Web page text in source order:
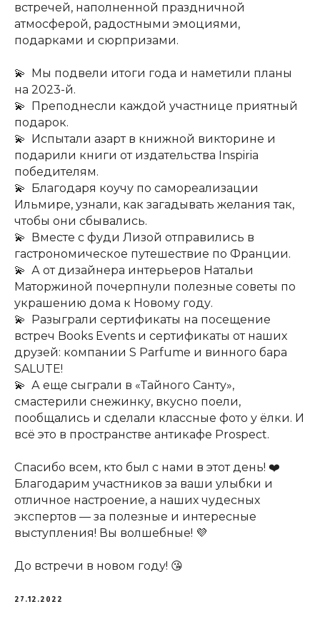
встречей, наполненной праздничной
атмосферой, радостными эмоциями,
подарками и сюрпризами.
💫 Мы подвели итоги года и наметили планы
на 2023-й.
💫 Преподнесли каждой участнице приятный
подарок.
💫 Испытали азарт в книжной викторине и
подарили книги от издательства Inspiria
победителям.
💫 Благодаря коучу по самореализации
Ильмире, узнали, как загадывать желания так,
чтобы они сбывались.
💫 Вместе с фуди Лизой отправились в
гастрономическое путешествие по Франции.
💫 А от дизайнера интерьеров Натальи
Маторжиной почерпнули полезные советы по
украшению дома к Новому году.
💫 Разыграли сертификаты на посещение
встреч Books Events и сертификаты от наших
друзей: компании S Parfume и винного бара
SALUTE!
💫 А еще сыграли в «Тайного Санту»,
смастерили снежинку, вкусно поели,
пообщались и сделали классные фото у ёлки. И
всё это в пространстве антикафе Prospect.
Спасибо всем, кто был с нами в этот день! ❤️
Благодарим участников за ваши улыбки и
отличное настроение, а наших чудесных
экспертов — за полезные и интересные
выступления! Вы волшебные! 💜
До встречи в новом году! 😘
27.12.2022